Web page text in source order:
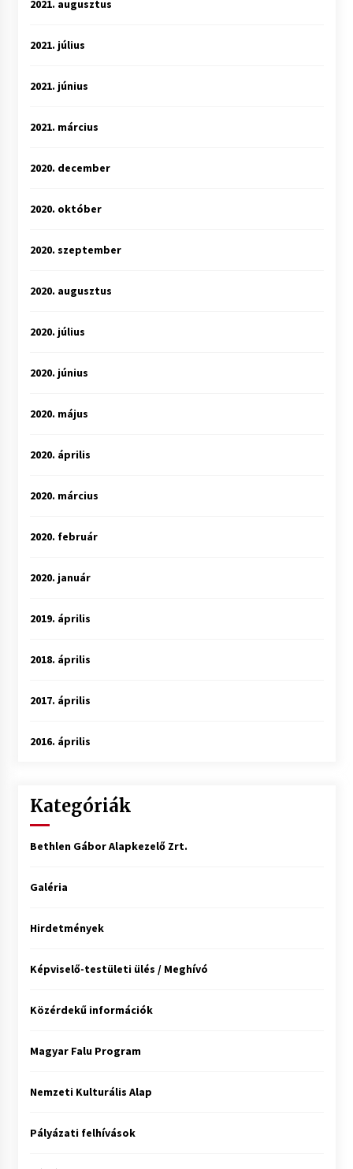
2021. augusztus
2021. július
2021. június
2021. március
2020. december
2020. október
2020. szeptember
2020. augusztus
2020. július
2020. június
2020. május
2020. április
2020. március
2020. február
2020. január
2019. április
2018. április
2017. április
2016. április
Kategóriák
Bethlen Gábor Alapkezelő Zrt.
Galéria
Hirdetmények
Képviselő-testületi ülés / Meghívó
Közérdekű információk
Magyar Falu Program
Nemzeti Kulturális Alap
Pályázati felhívások